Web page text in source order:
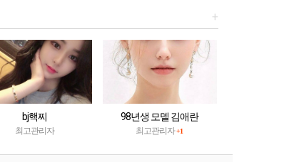
+
bj핵찌
최고관리자
98년생 모델 김애란
최고관리자+1